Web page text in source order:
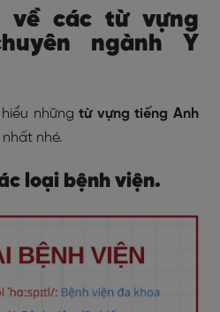
về các từ vựng
ngành Y
những từ vựng tiếng Anh
nhé.
loại bệnh viện.